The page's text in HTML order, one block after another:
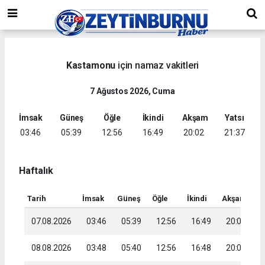
Kastamonu için namaz vakitleri
7 Ağustos 2026, Cuma
İmsak
03:46
Güneş
05:39
Öğle
12:56
İkindi
16:49
Akşam
20:02
Yatsı
21:37
Haftalık
Tarih İmsak Güneş Öğle İkindi Akşam
07.08.2026 03:46 05:39 12:56 16:49 20:02
08.08.2026 03:48 05:40 12:56 16:48 20:01